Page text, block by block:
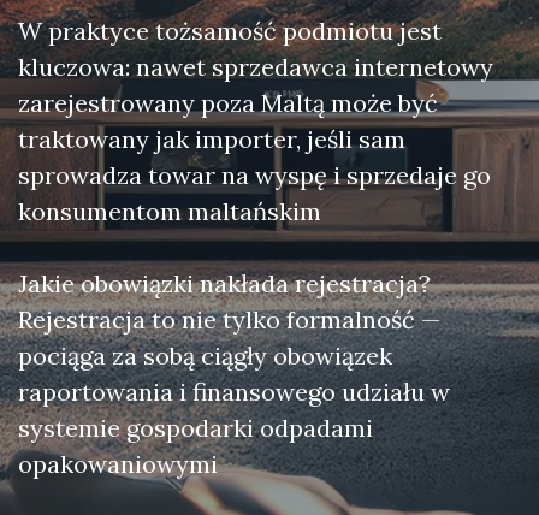
W praktyce tożsamość podmiotu jest
kluczowa: nawet sprzedawca internetowy
zarejestrowany poza Maltą może być
traktowany jak importer, jeśli sam
sprowadza towar na wyspę i sprzedaje go
konsumentom maltańskim
Jakie obowiązki nakłada rejestracja?
Rejestracja to nie tylko formalność —
pociąga za sobą ciągły obowiązek
raportowania i finansowego udziału w
systemie gospodarki odpadami
opakowaniowymi